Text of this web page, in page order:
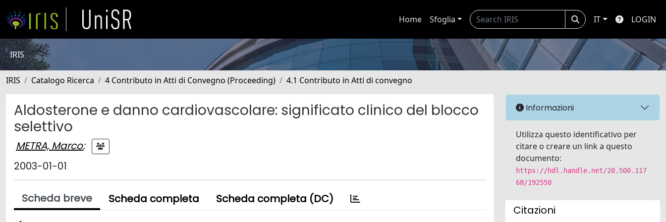
Home Sfoglia IT LOGIN
IRIS
IRIS Catalogo Ricerca 4 Contributo in Atti di Convegno (Proceeding) 4.1 Contributo in Atti di convegno
Aldosterone e danno cardiovascolare: significato clinico del blocco
selettivo
METRA, Marco;
2003-01-01
Scheda breve Scheda completa Scheda completa (DC)
Informazioni
Utilizza questo identificativo per
citare o creare un link a questo
documento:
https://hdl.handle.net/20.500.117
68/192550
Citazioni